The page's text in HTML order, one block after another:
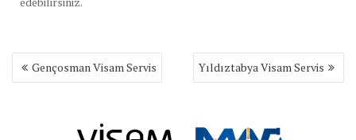
Yazı
gezinmesi
Gençosman Visam Servis Yıldıztabya Visam Servis